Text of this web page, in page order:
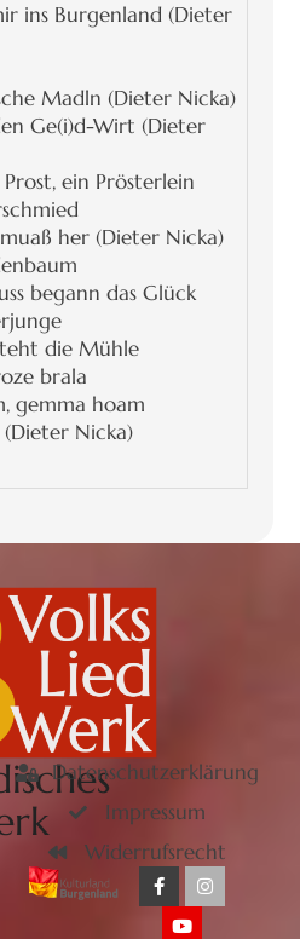
ins Burgenland (Dieter
Madln (Dieter Nicka)
Ge(i)d-Wirt (Dieter
Prost, ein Prösterlein
her (Dieter Nicka)
begann das Glück
die Mühle
brala
gemma hoam
Nicka)
Datenschutzerklärung
Impressum
Widerrufsrecht